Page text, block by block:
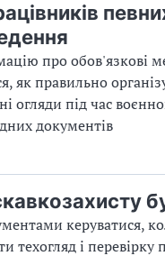
про обов'язкові
як правильно
огляди під час
документів
керуватися,
техогляд і